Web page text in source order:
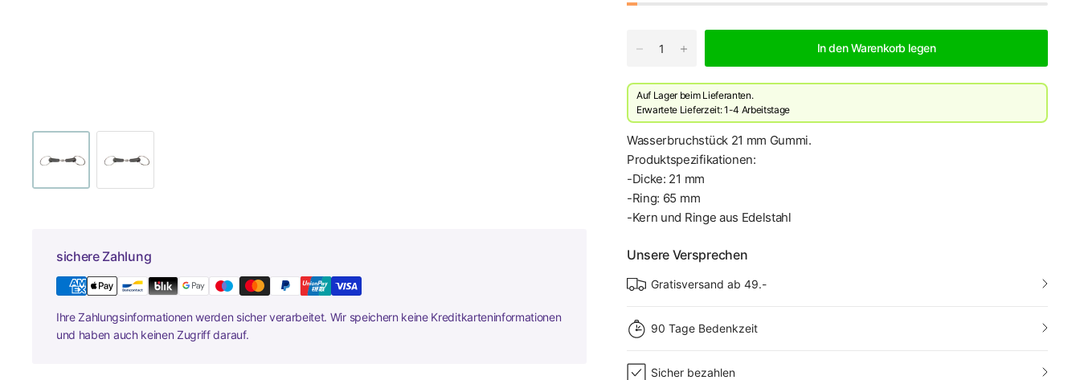
In den Warenkorb legen
Auf Lager beim Lieferanten.
Erwartete Lieferzeit: 1-4 Arbeitstage
Wasserbruchstück 21 mm Gummi.
Produktspezifikationen:
-Dicke: 21 mm
-Ring: 65 mm
-Kern und Ringe aus Edelstahl
Unsere Versprechen
Gratisversand ab 49.-
90 Tage Bedenkzeit
Sicher bezahlen
sichere Zahlung
Ihre Zahlungsinformationen werden sicher verarbeitet. Wir speichern keine Kreditkarteninformationen
und haben auch keinen Zugriff darauf.